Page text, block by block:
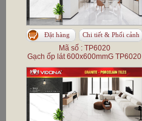
Đặt hàng Chi tiết & Phối cảnh
Mã số : TP6020
Gạch ốp lát 600x600mmG TP6020